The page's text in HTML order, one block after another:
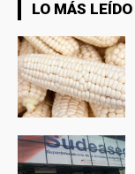
LO MÁS LEÍDO